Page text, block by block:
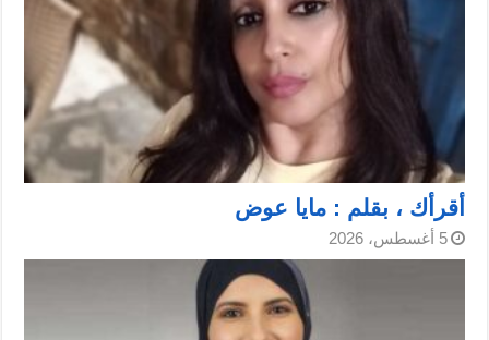
أقرأك ، بقلم : مايا عوض
5 أغسطس، 2026